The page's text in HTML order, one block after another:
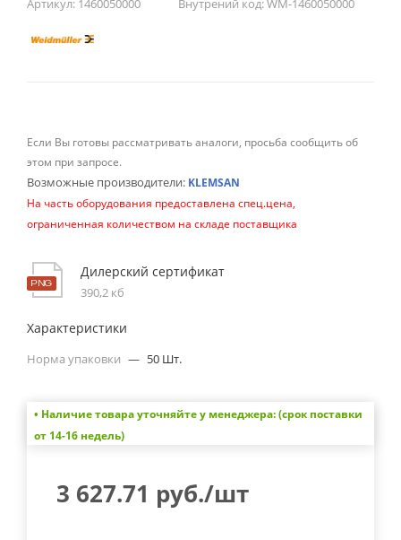
Артикул: 1460050000 Внутрений код:WM-1460050000
Если Вы готовы рассматривать аналоги, просьба сообщить об
этом при запросе.
Возможные производители: KLEMSAN
На часть оборудования предоставлена спец.цена,
ограниченная количеством на складе поставщика
Дилерский сертификат
390,2 кб
Характеристики
Норма упаковки — 50 Шт.
• Наличие товара уточняйте у менеджера: (срок поставки
от 14-16 недель)
3 627.71 руб./шт